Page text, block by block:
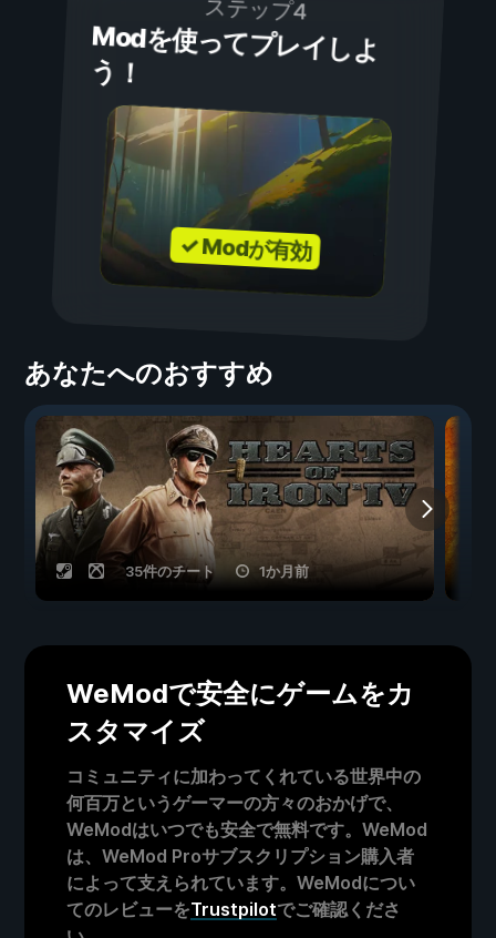
ステップ4
Modを使ってプレイしよ
う！
✓ Modが有効
あなたへのおすすめ
35件のチート 1か月前
WeModで安全にゲームをカ
スタマイズ
コミュニティに加わってくれている世界中の
何百万というゲーマーの方々のおかげで、
WeModはいつでも安全で無料です。WeMod
は、WeMod Proサブスクリプション購入者
によって支えられています。WeModについ
てのレビューをTrustpilotでご確認くださ